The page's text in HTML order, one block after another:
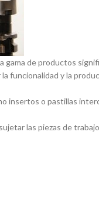
gama de productos
funcionalidad y la
o pastillas
las piezas de